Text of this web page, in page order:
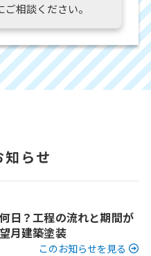
相談ください。
らせ
日？工程の流れと期間が
月建築塗装
このお知らせを見る